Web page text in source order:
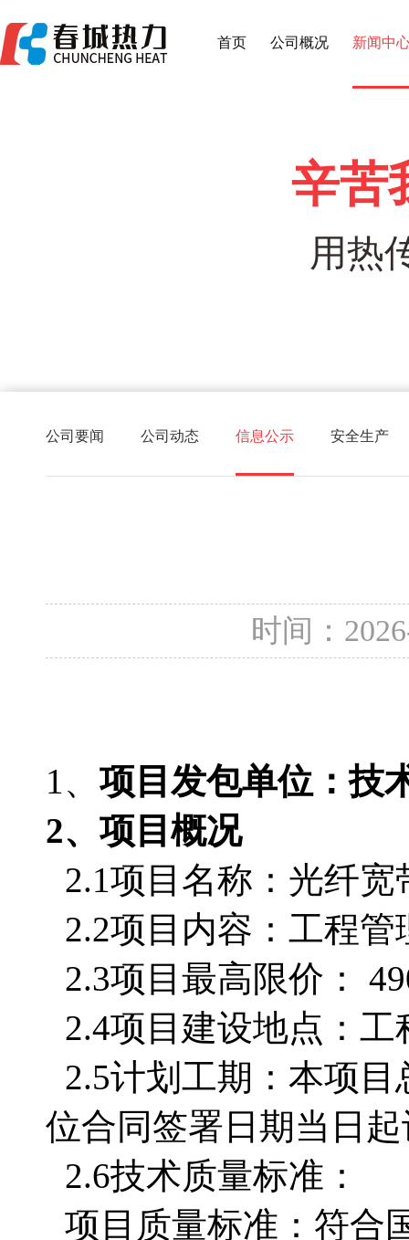
首页 公司概况 新闻中
辛苦
用热
公司要闻 公司动态 信息公示 安全生产
时间：
1、 项目发包单位：技
2、项目概况
2.1项目名称：光纤
2.2项目内容：工程
2.3项目最高限价：
2.4项目建设地点：工
2.5计划工期：本项目
位合同签署日期当日
2.6技术质量标准：
项目质量标准：符合